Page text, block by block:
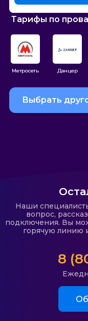
Тарифы по
Метросеть Данцер
Выбрать
Наши
вопрос,
подключения. Вы
горячую линию
8